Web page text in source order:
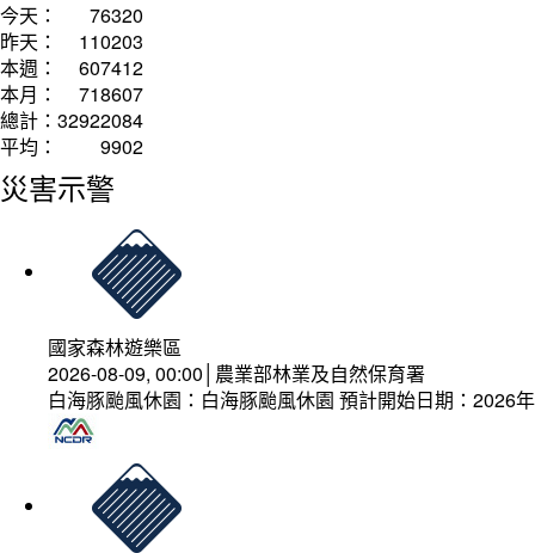
今天：
76320
昨天：
110203
本週：
607412
本月：
718607
總計： 32922084
平均：
9902
災害示警
國家森林遊樂區
2026-08-09, 00:00│農業部林業及自然保育署
白海豚颱風休園：白海豚颱風休園 預計開始日期：2026